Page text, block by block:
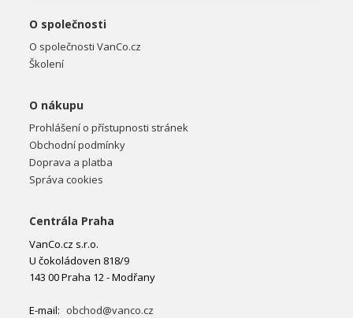
O společnosti
O společnosti VanCo.cz
Školení
O nákupu
Prohlášení o přístupnosti stránek
Obchodní podmínky
Doprava a platba
Správa cookies
Centrála Praha
VanCo.cz s.r.o.
U čokoládoven 818/9
143 00 Praha 12 - Modřany
E-mail: obchod@vanco.cz